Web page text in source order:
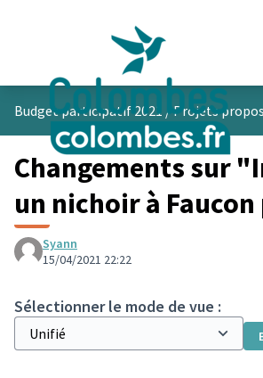
Budget participatif 2021 /Projets
Changements sur
un nichoir à
Syann
15/04/2021 22:22
Sélectionner le mode de vue :